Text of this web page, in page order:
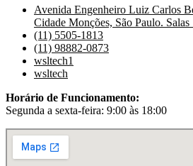
Avenida Engenheiro Luiz Carlos
Cidade Monções, São Paulo. Salas
(11) 5505-1813
(11) 98882-0873
wsltech1
wsltech
Horário de Funcionamento:
Segunda a sexta-feira: 9:00 às 18:00